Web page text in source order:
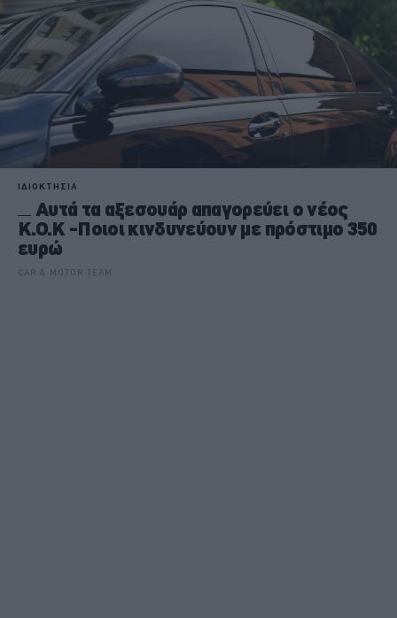
ΙΔΙΟΚΤΗΣΙΑ
Αυτά τα αξεσουάρ απαγορεύει ο νέος
Κ.Ο.Κ -Ποιοι κινδυνεύουν με πρόστιμο 350
ευρώ
CAR & MOTOR TEAM